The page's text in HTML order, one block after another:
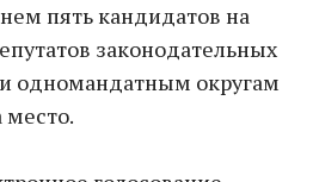
пять кандидатов на
законодательных
одномандатным округам
место.